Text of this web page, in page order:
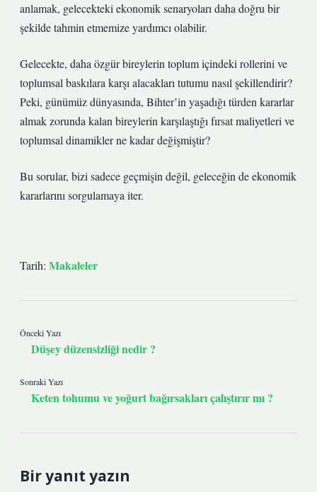
anlamak, gelecekteki ekonomik senaryoları daha doğru bir
şekilde tahmin etmemize yardımcı olabilir.
Gelecekte, daha özgür bireylerin toplum içindeki rollerini ve
toplumsal baskılara karşı alacakları tutumu nasıl şekillendirir?
Peki, günümüz dünyasında, Bihter’in yaşadığı türden kararlar
almak zorunda kalan bireylerin karşılaştığı fırsat maliyetleri ve
toplumsal dinamikler ne kadar değişmiştir?
Bu sorular, bizi sadece geçmişin değil, geleceğin de ekonomik
kararlarını sorgulamaya iter.
Tarih: Makaleler
Önceki Yazı
Düşey düzensizliği nedir ?
Sonraki Yazı
Keten tohumu ve yoğurt bağırsakları çalıştırır mı ?
Bir yanıt yazın